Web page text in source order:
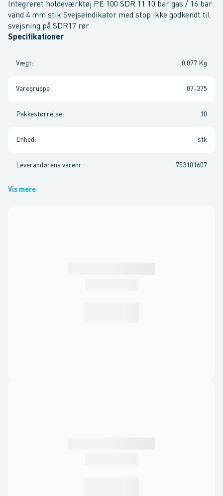
Integreret holdeværktøj PE 100 SDR 11 10 bar gas / 16 bar
vand 4 mm stik Svejseindikator med stop ikke godkendt til
svejsning på SDR17 rør
Specifikationer
Vægt: 0,077 Kg
Varegruppe: 07-375
Pakkestørrelse: 10
Enhed : stk
Leverandørens varenr. : 753101607
Vis mere